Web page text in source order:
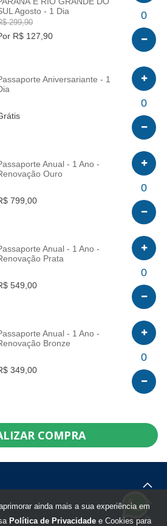
Agosto - 1 Dia
299,90
R$ 127,90
0
Aniversariante - 1
0
Anual - 1 Ano -
Ouro
799,00
0
Anual - 1 Ano -
Prata
549,00
0
Anual - 1 Ano -
Bronze
349,00
0
COMPRA
ainda mais a sua experiência em
Política de Privacidade e Cookies para